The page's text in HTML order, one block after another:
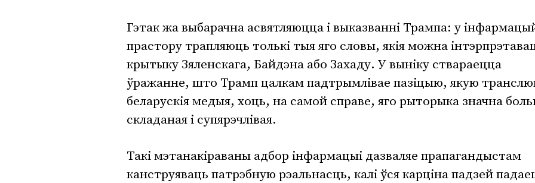
Гэтак жа выбарачна асвятляюцца і выказванні Трампа: у
прастору трапляюць толькі тыя яго словы, якія можна
крытыку Зяленскага, Байдэна або Захаду. У выніку ствараецца
ўражанне, што Трамп цалкам падтрымлівае пазіцыю, якую
беларускія медыя, хоць, на самой справе, яго рыторыка значна
складаная і супярэчлівая.
Такі мэтанакіраваны адбор інфармацыі дазваляе прапагандыстам
канструяваць патрэбную рэальнасць, калі ўся карціна падзей